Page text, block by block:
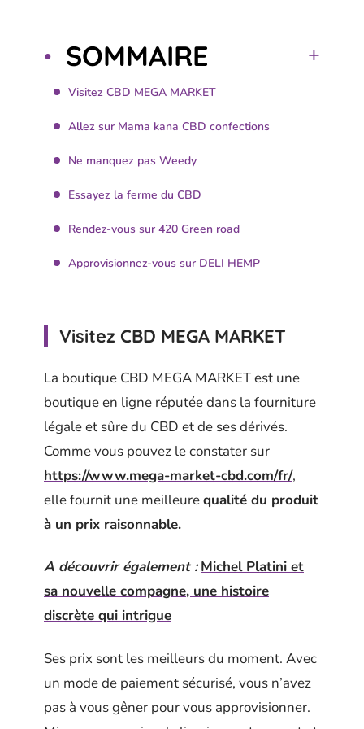
SOMMAIRE
Visitez CBD MEGA MARKET
Allez sur Mama kana CBD confections
Ne manquez pas Weedy
Essayez la ferme du CBD
Rendez-vous sur 420 Green road
Approvisionnez-vous sur DELI HEMP
Visitez CBD MEGA MARKET
La boutique CBD MEGA MARKET est une
boutique en ligne réputée dans la fourniture
légale et sûre du CBD et de ses dérivés.
Comme vous pouvez le constater sur
https://www.mega-market-cbd.com/fr/,
elle fournit une meilleurequalité du produit
à un prix raisonnable.
A découvrir également : Michel Platini et
sa nouvelle compagne, une histoire
discrète qui intrigue
Ses prix sont les meilleurs du moment. Avec
un mode de paiement sécurisé, vous n’avez
pas à vous gêner pour vous approvisionner.